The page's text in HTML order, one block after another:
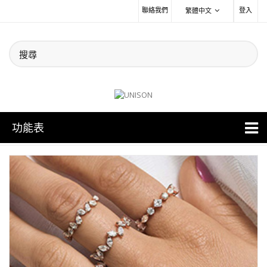
登入
繁體中文
聯絡我們
功能表